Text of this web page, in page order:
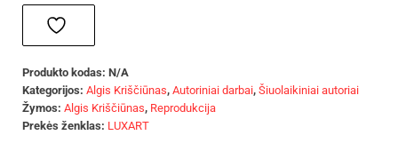
Produkto kodas: N/A
Kategorijos: Algis Kriščiūnas, Autoriniai darbai, Šiuolaikiniai autoriai
Žymos: Algis Kriščiūnas, Reprodukcija
Prekės ženklas: LUXART